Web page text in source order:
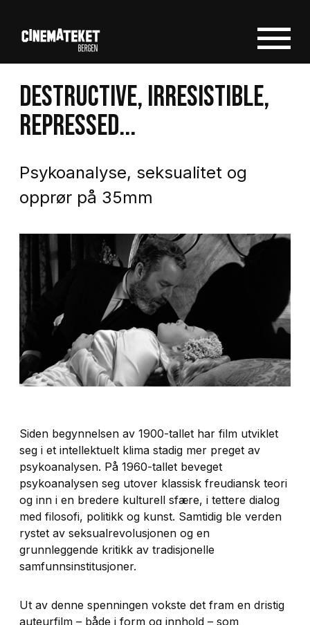
DESTRUCTIVE, IRRESISTIBLE,
REPRESSED...
Psykoanalyse, seksualitet og
opprør på 35mm
Siden begynnelsen av 1900-tallet har film utviklet
seg i et intellektuelt klima stadig mer preget av
psykoanalysen. På 1960-tallet beveget
psykoanalysen seg utover klassisk freudiansk teori
og inn i en bredere kulturell sfære, i tettere dialog
med filosofi, politikk og kunst. Samtidig ble verden
rystet av seksualrevolusjonen og en
grunnleggende kritikk av tradisjonelle
samfunnsinstitusjoner.
Ut av denne spenningen vokste det fram en dristig
auteurfilm – både i form og innhold – som